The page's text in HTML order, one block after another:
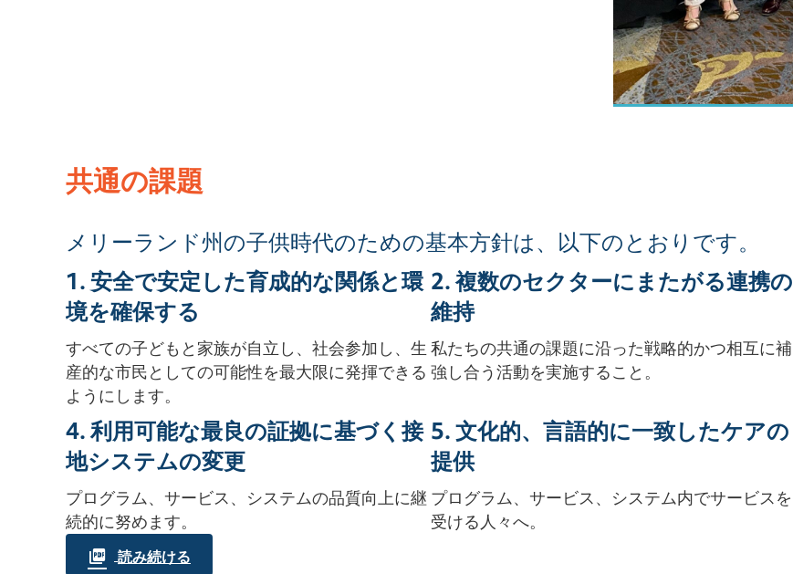
共通の課題
メリーランド州の子供時代のための基本方針は、以下のとおりです。
1. 安全で安定した育成的な関係と環
境を確保する
すべての子どもと家族が自立し、社会参加し、生
産的な市民としての可能性を最大限に発揮できる
ようにします。
2. 複数のセクターにまたがる連携の
維持
私たちの共通の課題に沿った戦略的かつ相互に補
強し合う活動を実施すること。
4. 利用可能な最良の証拠に基づく接
地システムの変更
プログラム、サービス、システムの品質向上に継
続的に努めます。
5. 文化的、言語的に一致したケアの
提供
プログラム、サービス、システム内でサービスを
受ける人々へ。
読み続ける